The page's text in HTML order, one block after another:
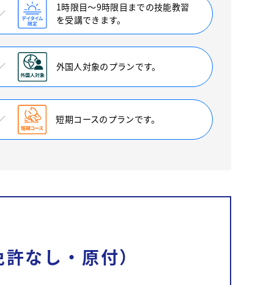
1時限目〜9時限目までの技能教習
を受講できます。
外国人対象のプランです。
短期コースのプランです。
なし・原付）